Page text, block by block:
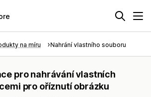
na míru Nahrání vlastního souboru
pro nahrávání vlastních
pro oříznutí obrázku